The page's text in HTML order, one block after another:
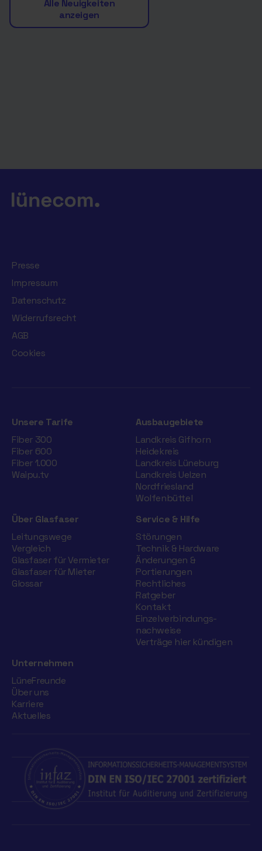
Alle Neuigkeiten
anzeigen
Presse
Impressum
Datenschutz
Widerrufsrecht
AGB
Cookies
Unsere Tarife
Fiber 300
Fiber 600
Fiber 1.000
Waipu.tv
Ausbaugebiete
Landkreis Gifhorn
Heidekreis
Landkreis Lüneburg
Landkreis Uelzen
Nordfriesland
Wolfenbüttel
Über Glasfaser
Leitungswege
Vergleich
Glasfaser für Vermieter
Glasfaser für Mieter
Glossar
Service & Hilfe
Störungen
Technik & Hardware
Änderungen &
Portierungen
Rechtliches
Ratgeber
Kontakt
Einzelverbindungs­
nachweise
Verträge hier kündigen
Unternehmen
LüneFreunde
Über uns
Karriere
Aktuelles